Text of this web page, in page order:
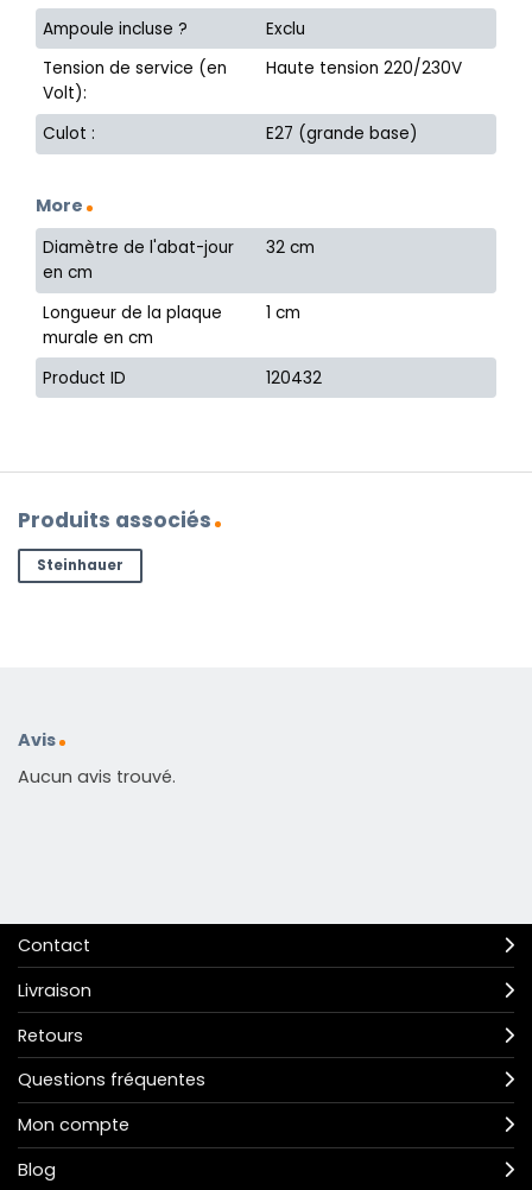
Ampoule incluse ?
Exclu
Tension de service (en
Volt):
Haute tension 220/230V
Culot : E27 (grande base)
More
Diamètre de l'abat-jour
en cm
32 cm
Longueur de la plaque
murale en cm
1 cm
Product ID 120432
Produits associés
Steinhauer
Avis
Aucun avis trouvé.
Contact
Livraison
Retours
Questions fréquentes
Mon compte
Blog